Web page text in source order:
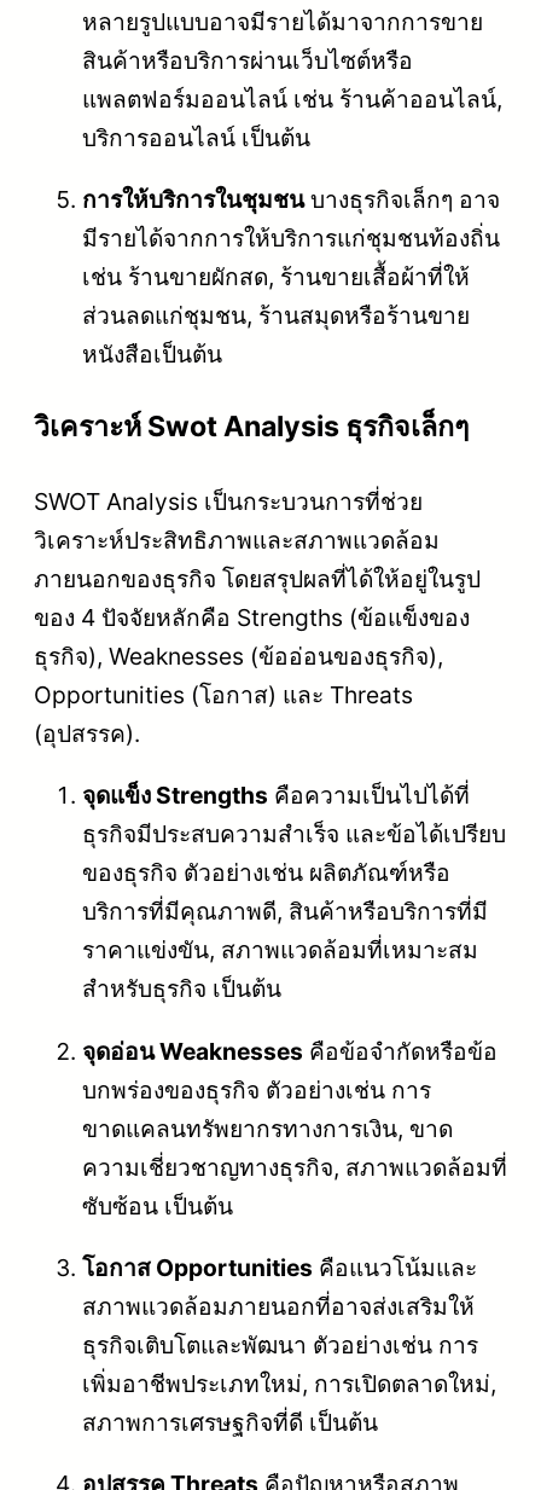
หลายรูปแบบอาจมีรายได้มาจากการขาย
สินค้าหรือบริการผ่านเว็บไซต์หรือ
แพลตฟอร์มออนไลน์ เช่น ร้านค้าออนไลน์,
บริการออนไลน์ เป็นต้น
การให้บริการในชุมชนบางธุรกิจเล็กๆ อาจ
มีรายได้จากการให้บริการแก่ชุมชนท้องถิ่น
เช่น ร้านขายผักสด, ร้านขายเสื้อผ้าที่ให้
ส่วนลดแก่ชุมชน, ร้านสมุดหรือร้านขาย
หนังสือเป็นต้น
วิเคราะห์ Swot Analysis ธุรกิจเล็กๆ
SWOT Analysis เป็นกระบวนการที่ช่วย
วิเคราะห์ประสิทธิภาพและสภาพแวดล้อม
ภายนอกของธุรกิจ โดยสรุปผลที่ได้ให้อยู่ในรูป
ของ 4 ปัจจัยหลักคือ Strengths (ข้อแข็งของ
ธุรกิจ), Weaknesses (ข้ออ่อนของธุรกิจ),
Opportunities (โอกาส) และ Threats
(อุปสรรค).
จุดแข็ง Strengths คือความเป็นไปได้ที่
ธุรกิจมีประสบความสำเร็จ และข้อได้เปรียบ
ของธุรกิจ ตัวอย่างเช่น ผลิตภัณฑ์หรือ
บริการที่มีคุณภาพดี, สินค้าหรือบริการที่มี
ราคาแข่งขัน, สภาพแวดล้อมที่เหมาะสม
สำหรับธุรกิจ เป็นต้น
จุดอ่อน Weaknesses คือข้อจำกัดหรือข้อ
บกพร่องของธุรกิจ ตัวอย่างเช่น การ
ขาดแคลนทรัพยากรทางการเงิน, ขาด
ความเชี่ยวชาญทางธุรกิจ, สภาพแวดล้อมที่
ซับซ้อน เป็นต้น
โอกาส Opportunities คือแนวโน้มและ
สภาพแวดล้อมภายนอกที่อาจส่งเสริมให้
ธุรกิจเติบโตและพัฒนา ตัวอย่างเช่น การ
เพิ่มอาชีพประเภทใหม่, การเปิดตลาดใหม่,
สภาพการเศรษฐกิจที่ดี เป็นต้น
อุปสรรค Threats คือปัญหาหรือสภาพ